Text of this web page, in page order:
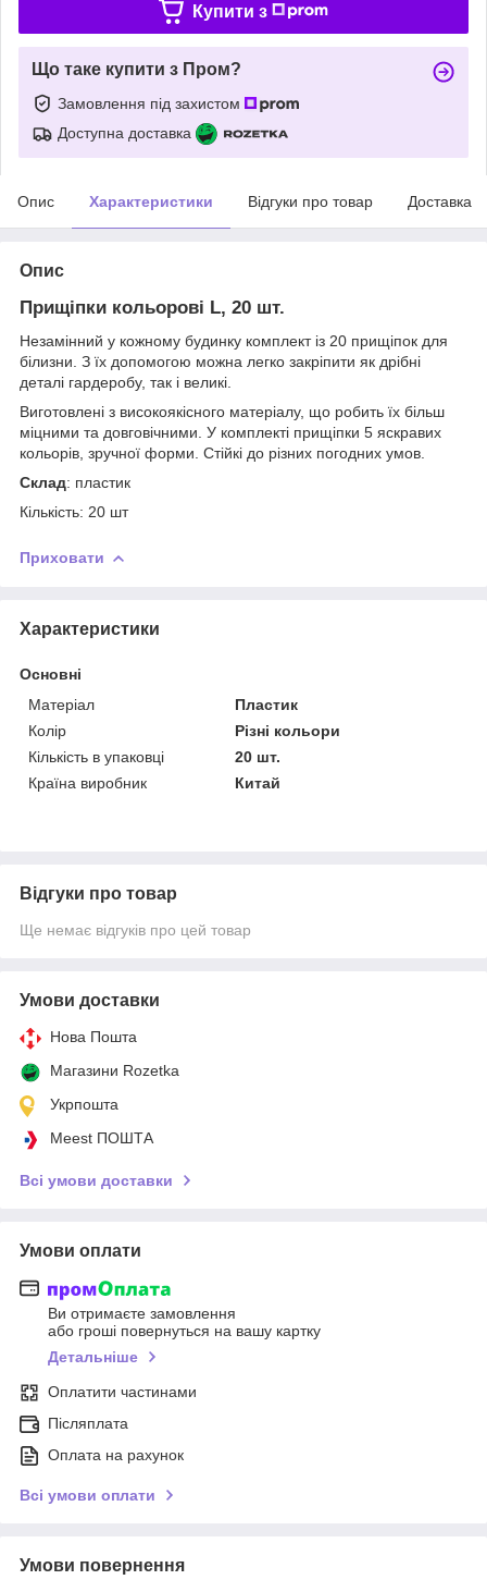
Купити з
Що таке купити з Пром?
Замовлення під захистом
Доступна доставка
Опис Характеристики Відгуки про товар Доставка
Опис
Прищіпки кольорові L, 20 шт.
Незамінний у кожному будинку комплект із 20 прищіпок для
білизни. З їх допомогою можна легко закріпити як дрібні
деталі гардеробу, так і великі.
Виготовлені з високоякісного матеріалу, що робить їх більш
міцними та довговічними. У комплекті прищіпки 5 яскравих
кольорів, зручної форми. Стійкі до різних погодних умов.
Склад: пластик
Кількість: 20 шт
Приховати
Характеристики
Основні
Матеріал
Пластик
Колір
Різні кольори
Кількість в упаковці
20 шт.
Країна виробник
Китай
Відгуки про товар
Ще немає відгуків про цей товар
Умови доставки
Нова Пошта
Магазини Rozetka
Укрпошта
Meest ПОШТА
Всі умови доставки
Умови оплати
Ви отримаєте замовлення
або гроші повернуться на вашу картку
Детальніше
Оплатити частинами
Післяплата
Оплата на рахунок
Всі умови оплати
Умови повернення